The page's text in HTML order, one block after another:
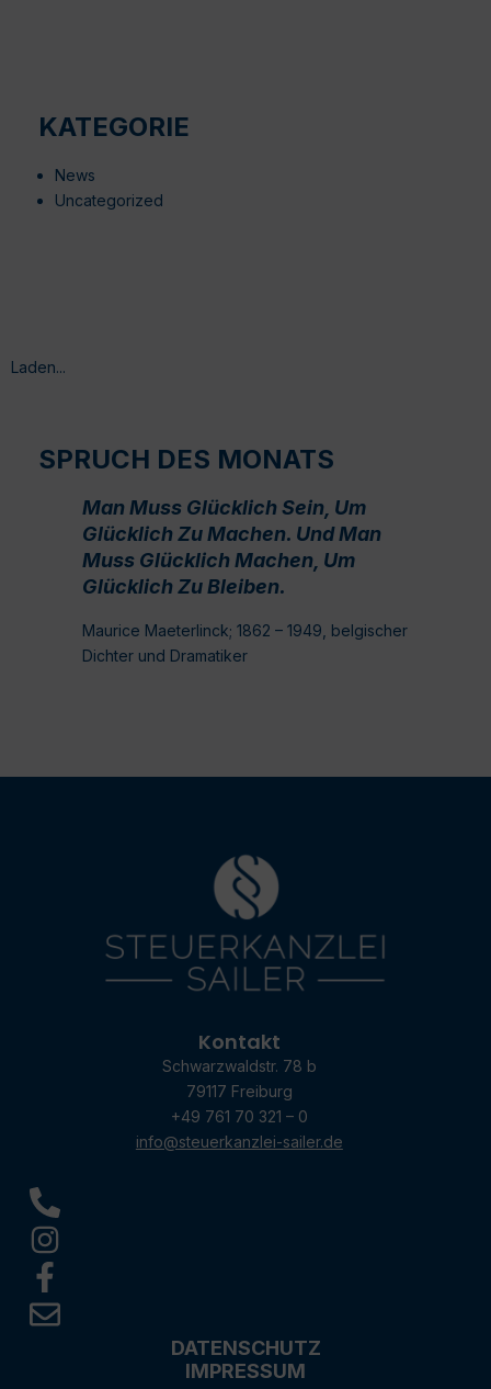
KATEGORIE
News
Uncategorized
Laden...
SPRUCH DES MONATS
Man Muss Glücklich Sein, Um
Glücklich Zu Machen. Und Man
Muss Glücklich Machen, Um
Glücklich Zu Bleiben.
Maurice Maeterlinck; 1862 – 1949, belgischer
Dichter und Dramatiker
Kontakt
Schwarzwaldstr. 78 b
79117 Freiburg
+49 761 70 321 – 0
info@steuerkanzlei-sailer.de
DATENSCHUTZ
IMPRESSUM